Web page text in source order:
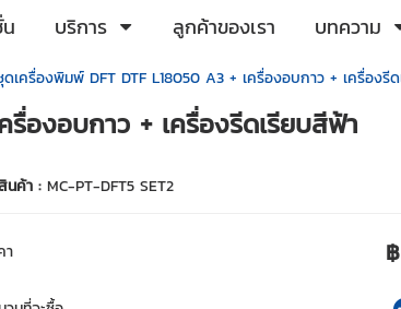
บริการ ลูกค้าของเรา บทความ
เครื่องพิมพ์ DFT DTF L18050 A3 + เครื่องอบกาว + เครื่องรี
องอบกาว + เครื่องรีดเรียบสีฟ้า
นค้า : MC-PT-DFT5 SET2
า